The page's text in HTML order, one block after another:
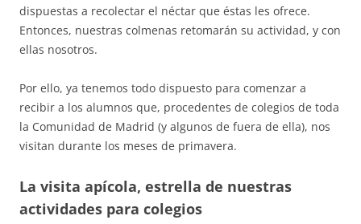
dispuestas a recolectar el néctar que éstas les ofrece.
Entonces, nuestras colmenas retomarán su actividad, y con
ellas nosotros.
Por ello, ya tenemos todo dispuesto para comenzar a
recibir a los alumnos que, procedentes de colegios de toda
la Comunidad de Madrid (y algunos de fuera de ella), nos
visitan durante los meses de primavera.
La visita apícola, estrella de nuestras
actividades para colegios